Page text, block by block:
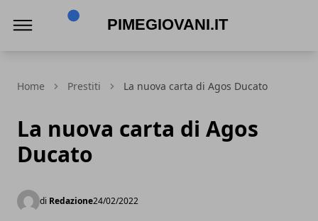
Home Prestiti La nuova carta di Agos Ducato
La nuova carta di Agos
Ducato
di Redazione24/02/2022